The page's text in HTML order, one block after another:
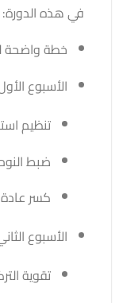
في هذه الدورة:
خطة واضحة لمدّة
الأسبوع
تنظيم
ضبط
كسر عادة
الأسبوع
تقوية